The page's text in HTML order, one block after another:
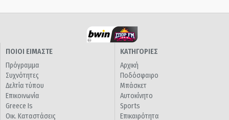
ΠΟΙΟΙ ΕΙΜΑΣΤΕ
Πρόγραμμα
Συχνότητες
Δελτία τύπου
Επικοινωνία
Greece Is
Οικ. Καταστάσεις
ΚΑΤΗΓΟΡΙΕΣ
Αρχική
Ποδόσφαιρο
Μπάσκετ
Αυτοκίνητο
Sports
Επικαιρότητα